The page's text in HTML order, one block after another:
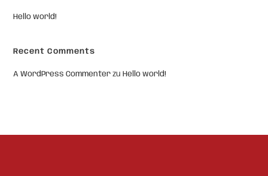
Hello world!
Recent Comments
A WordPress Commenter zu Hello world!